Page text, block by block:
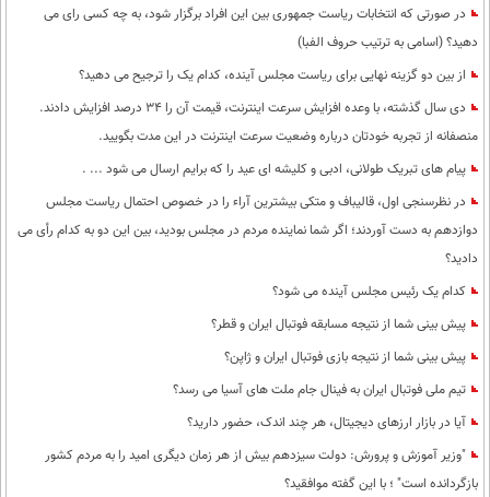
در صورتی که انتخابات ریاست جمهوری بین این افراد برگزار شود، به چه کسی رای می
دهید؟ (اسامی به ترتیب حروف الفبا)
از بین دو گزینه نهایی برای ریاست مجلس آینده، کدام یک را ترجیح می دهید؟
دی سال گذشته، با وعده افزایش سرعت اینترنت، قیمت آن را 34 درصد افزایش دادند.
منصفانه از تجربه خودتان درباره وضعیت سرعت اینترنت در این مدت بگویید.
پیام های تبریک طولانی، ادبی و کلیشه ای عید را که برایم ارسال می شود ... .
در نظرسنجی اول، قالیباف و متکی بیشترین آراء را در خصوص احتمال ریاست مجلس
دوازدهم به دست آوردند؛ اگر شما نماینده مردم در مجلس بودید، بین این دو به کدام رأی می
دادید؟
کدام یک رئیس مجلس آینده می شود؟
پیش بینی شما از نتیجه مسابقه فوتبال ایران و قطر؟
پیش بینی شما از نتیجه بازی فوتبال ایران و ژاپن؟
تیم ملی فوتبال ایران به فینال جام ملت های آسیا می رسد؟
آیا در بازار ارزهای دیجیتال، هر چند اندک، حضور دارید؟
"وزیر آموزش و پرورش: دولت سیزدهم بیش از هر زمان دیگری امید را به مردم کشور
بازگردانده است" ؛ با این گفته موافقید؟